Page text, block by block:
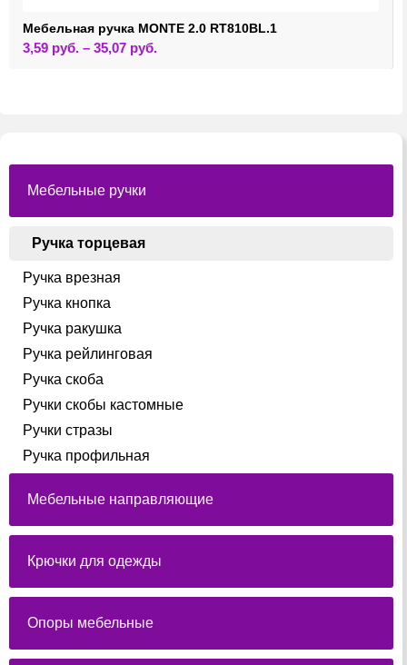
Мебельная ручка MONTE 2.0 RT810BL.1
3,59 руб. – 35,07 руб.
Мебельные ручки
Ручка торцевая
Ручка врезная
Ручка кнопка
Ручка ракушка
Ручка рейлинговая
Ручка скоба
Ручки скобы кастомные
Ручки стразы
Ручка профильная
Мебельные направляющие
Крючки для одежды
Опоры мебельные